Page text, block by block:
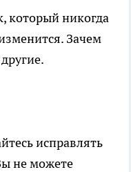
который никогда
Зачем
исправлять
не можете